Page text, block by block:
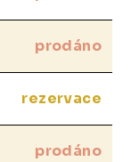
prodáno
rezervace
prodáno